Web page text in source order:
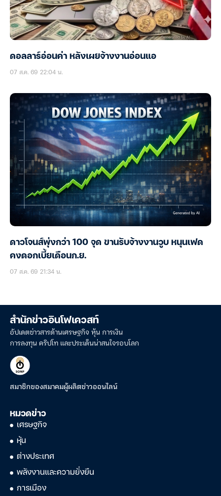
ดอลลาร์อ่อนค่า หลังเผยจ้างงานอ่อนแอ
07 ส.ค. 69 22:04 น.
ดาวโจนส์พุ่งกว่า 100 จุด ขานรับจ้างงานวูบ หนุนเฟด
คงดอกเบี้ยเดือนก.ย.
07 ส.ค. 69 21:34 น.
สำนักข่าวอินโฟเควสท์
อัปเดตข่าวสารด้านเศรษฐกิจ หุ้น การเงิน
การลงทุน คริปโท และประเด็นน่าสนใจรอบโลก
สมาชิกของสมาคมผู้ผลิตข่าวออนไลน์
หมวดข่าว
เศรษฐกิจ
หุ้น
ต่างประเทศ
พลังงานและความยั่งยืน
การเมือง